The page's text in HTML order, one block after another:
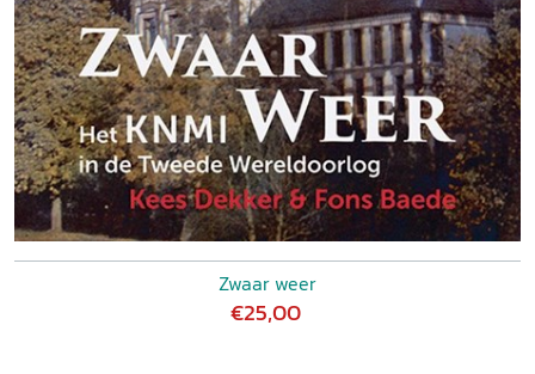
Zwaar weer
€25,00